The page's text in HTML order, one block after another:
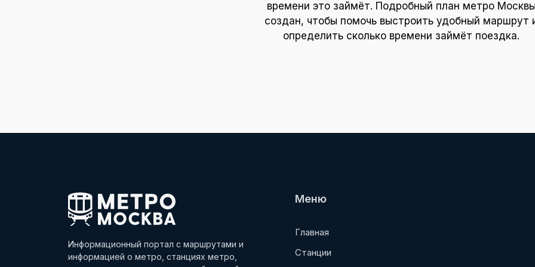
времени это займёт. Подробный план метро
создан, чтобы помочь выстроить удобный маршрут
определить сколько времени займёт поездка.
Информационный портал с маршрутами и
информацией о метро, станциях метро,
Меню
Главная
Станции